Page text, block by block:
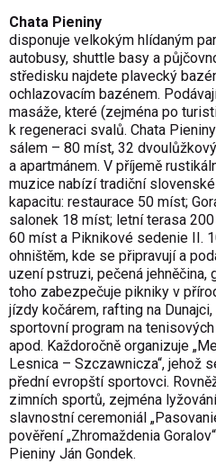
Chata Pieniny
disponuje velkokým hlídaným
autobusy, shuttle basy a
středisku najdete plavecký
ochlazovacím bazénem. P
masáže, které (zejména po
k regeneraci svalů. Chata
sálem – 80 míst, 32
a apartmánem. V příjemě
muzice nabízí tradiční
kapacitu: restaurace 50 míst;
salonek 18 míst; letní terasa
60 míst a Piknikové sedenie II.
ohništěm, kde se připravují a
uzení pstruzi, pečená jehněčina,
toho zabezpečuje pikniky v
jízdy kočárem, rafting na
sportovní program na
apod. Každoročně organizuje
Lesnica – Szczawnicza“, jehož
přední evropští sportovci.
zimních sportů, zejména
slavnostní ceremoniál
pověření „Zhromaždenia
Pieniny Ján Gondek.